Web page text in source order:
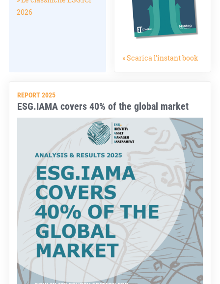
2026
» Scarica l'instant book
REPORT 2025
ESG.IAMA covers 40% of the global market